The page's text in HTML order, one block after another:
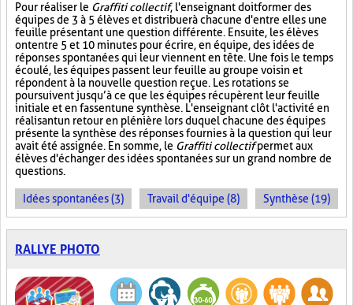
Pour réaliser le Graffiti collectif, l'enseignant doit former des
équipes de 3 à 5 élèves et distribuer à chacune d'entre elles une
feuille présentant une question différente. Ensuite, les élèves
ont entre 5 et 10 minutes pour écrire, en équipe, des idées de
réponses spontanées qui leur viennent en tête. Une fois le temps
écoulé, les équipes passent leur feuille au groupe voisin et
répondent à la nouvelle question reçue. Les rotations se
poursuivent jusqu’à ce que les équipes récupèrent leur feuille
initiale et en fassent une synthèse. L'enseignant clôt l'activité en
réalisant un retour en plénière lors duquel chacune des équipes
présente la synthèse des réponses fournies à la question qui leur
avait été assignée. En somme, le Graffiti collectifpermet aux
élèves d'échanger des idées spontanées sur un grand nombre de
questions.
Idées spontanées (3) Travail d'équipe (8) Synthèse (19)
RALLYE PHOTO